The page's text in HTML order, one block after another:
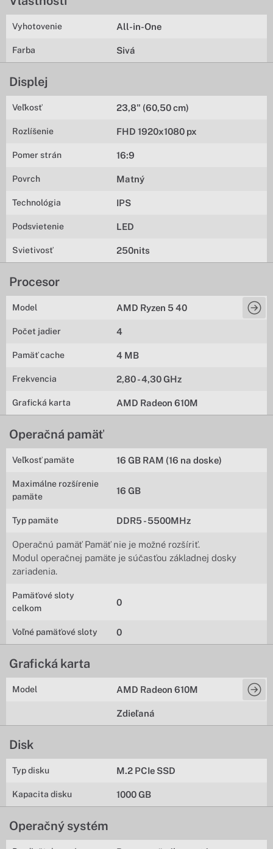
Vyhotovenie All-in-One
Farba Sivá
Displej
Veľkosť 23,8" (60,50 cm)
Rozlíšenie FHD 1920x1080 px
Pomer strán 16:9
Povrch Matný
Technológia IPS
Podsvietenie LED
Svietivosť 250nits
Procesor
Model AMD Ryzen 5 40
Počet jadier 4
Pamäť cache 4 MB
Frekvencia 2,80 - 4,30 GHz
Grafická karta AMD Radeon 610M
Operačná pamäť
Veľkosť pamäte 16 GB RAM (16 na doske)
Maximálne rozšírenie
pamäte
16 GB
Typ pamäte DDR5 - 5500MHz
Operačnú pamäť Pamäť nie je možné rozšíriť.
Modul operačnej pamäte je súčasťou základnej dosky
zariadenia.
Pamäťové sloty
celkom
0
Voľné pamäťové sloty 0
Grafická karta
Model AMD Radeon 610M
Zdieľaná
Disk
Typ disku M.2 PCIe SSD
Kapacita disku 1000 GB
Operačný systém